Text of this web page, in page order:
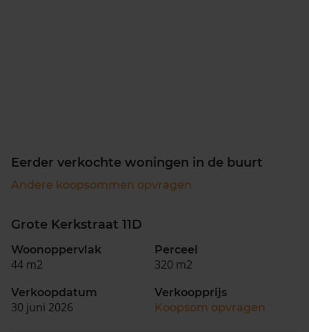
Eerder verkochte woningen in de buurt
Andere koopsommen opvragen
Grote Kerkstraat 11D
Woonoppervlak
44 m2
Perceel
320 m2
Verkoopdatum
30 juni 2026
Verkoopprijs
Koopsom opvragen